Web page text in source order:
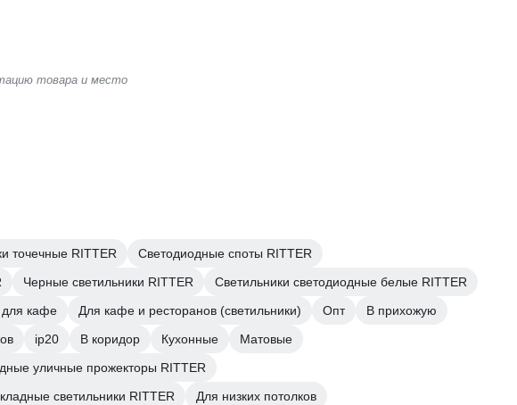
товара и место
точечные RITTER
Светодиодные споты RITTER
Черные светильники RITTER
Светильники светодиодные белые RITTER
для кафе Для кафе и ресторанов (светильники) Опт
В прихожую
ip20 В коридор Кухонные
Матовые
уличные прожекторы RITTER
светильники RITTER Для низких потолков